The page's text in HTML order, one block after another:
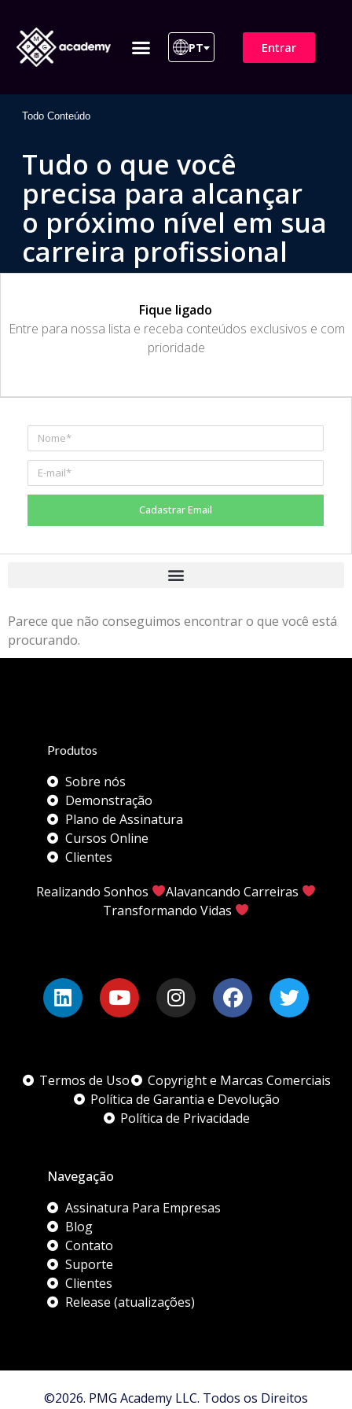
PT Entrar
Todo Conteúdo
Tudo o que você
precisa para alcançar
o próximo nível em sua
carreira profissional
Fique ligado
​Entre para nossa lista e receba conteúdos exclusivos e com
prioridade
Cadastrar Email
Parece que não conseguimos encontrar o que você está
procurando.
Produtos
Sobre nós
Demonstração
Plano de Assinatura
Cursos Online
Clientes
Realizando Sonhos
Alavancando Carreiras
Transformando Vidas
Termos de Uso
Copyright e Marcas Comerciais
Política de Garantia e Devolução
Política de Privacidade
Navegação
Assinatura Para Empresas
Blog
Contato
Suporte
Clientes
Release (atualizações)
©2026. PMG Academy LLC. Todos os Direitos